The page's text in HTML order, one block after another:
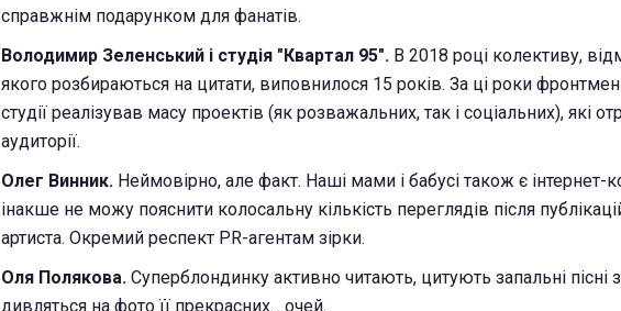
справжнім подарунком для фанатів.
Володимир Зеленський і студія "Квартал 95". В 2018 році колективу,
якого розбираються на цитати, виповнилося 15 років. За ці роки
студії реалізував масу проектів (як розважальних, так і соціальних), які
аудиторії.
Олег Винник. Неймовірно, але факт. Наші мами і бабусі також є інтернет-
інакше не можу пояснити колосальну кількість переглядів після
артиста. Окремий респект PR-агентам зірки.
Оля Полякова. Суперблондинку активно читають, цитують запальні пісні
дивляться на фото її прекрасних... очей.